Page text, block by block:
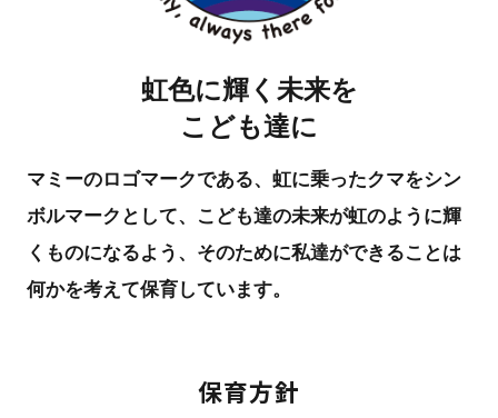
虹色に輝く未来を
こども達に
マミーのロゴマークである、虹に乗ったクマをシン
ボルマークとして、
こども達の未来が虹のように輝
くものになるよう、 そのために私達ができることは
何かを考えて保育しています。
保育方針